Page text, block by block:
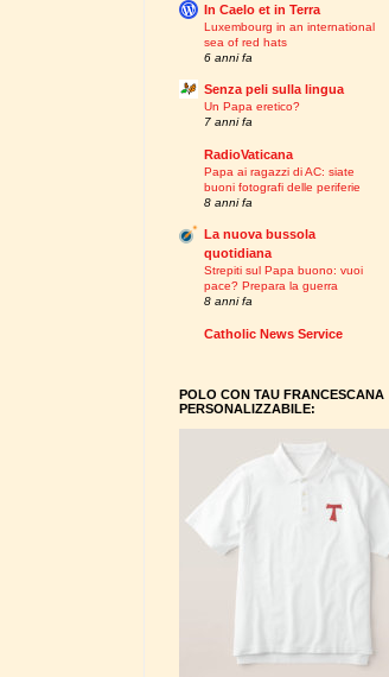
In Caelo et in Terra
Luxembourg in an international
sea of red hats
6 anni fa
Senza peli sulla lingua
Un Papa eretico?
7 anni fa
RadioVaticana
Papa ai ragazzi di AC: siate
buoni fotografi delle periferie
8 anni fa
La nuova bussola
quotidiana
Strepiti sul Papa buono: vuoi
pace? Prepara la guerra
8 anni fa
Catholic News Service
POLO CON TAU FRANCESCANA
PERSONALIZZABILE: